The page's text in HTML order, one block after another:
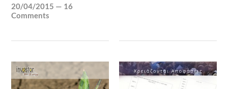
20/04/2015 — 16
Comments